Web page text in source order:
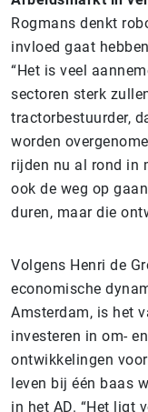
Rogmans denkt
invloed gaat
“Het is veel
sectoren sterk
tractorbestuurder,
worden
rijden nu al rond in
ook de weg op
duren, maar die
Volgens Henri de
economische
Amsterdam, is het
investeren in om-
ontwikkelingen
leven bij één baas
in het AD. “Het ligt